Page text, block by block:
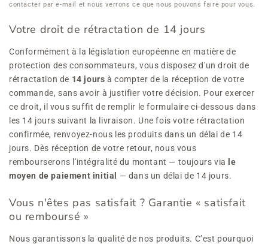
contacter par e-mail et nous verrons ce que nous pouvons faire pour vous.
Votre droit de rétractation de 14 jours
Conformément à la législation européenne en matière de
protection des consommateurs, vous disposez d'un droit de
rétractation de 14 jours à compter de la réception de votre
commande, sans avoir à justifier votre décision. Pour exercer
ce droit, il vous suffit de remplir le formulaire ci-dessous dans
les 14 jours suivant la livraison. Une fois votre rétractation
confirmée, renvoyez-nous les produits dans un délai de 14
jours. Dès réception de votre retour, nous vous
rembourserons l'intégralité du montant — toujours via
le
moyen de paiement initial
— dans un délai de 14 jours.
Vous n'êtes pas satisfait ? Garantie « satisfait
ou remboursé »
Nous garantissons la qualité de nos produits. C’est pourquoi